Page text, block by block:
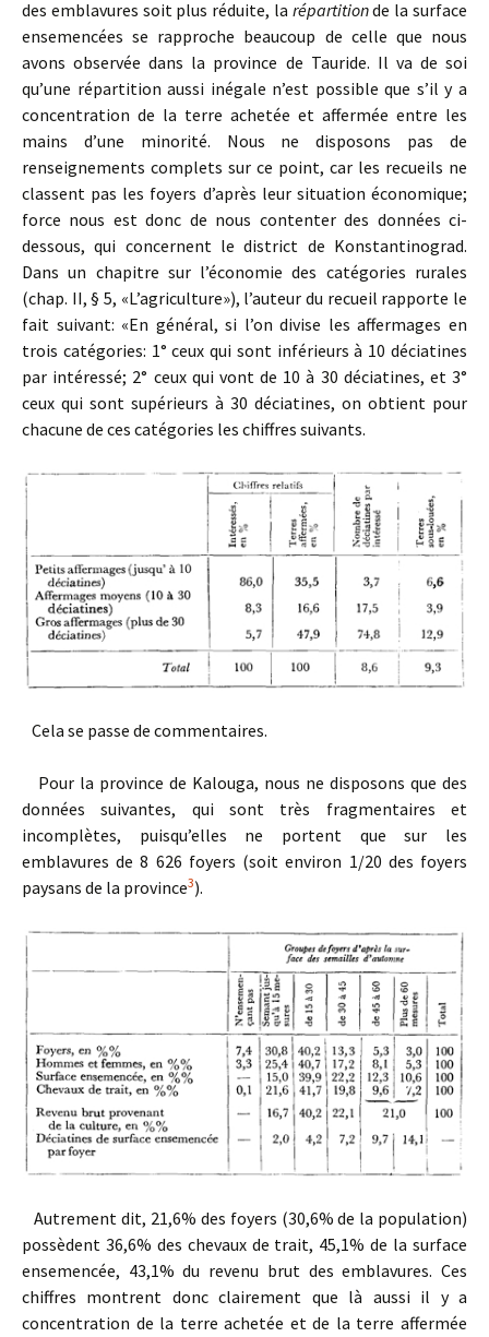
des emblavures soit plus réduite, la répartitionde la surface
ensemencées se rapproche beaucoup de celle que nous
avons observée dans la province de Tauride. Il va de soi
qu’une répartition aussi inégale n’est possible que s’il y a
concentration de la terre achetée et affermée entre les
mains d’une minorité. Nous ne disposons pas de
renseignements complets sur ce point, car les recueils ne
classent pas les foyers d’après leur situation économique;
force nous est donc de nous contenter des données ci-
dessous, qui concernent le district de Konstantinograd.
Dans un chapitre sur l’économie des catégories rurales
(chap. II, § 5, «L’agriculture»), l’auteur du recueil rapporte le
fait suivant: «En général, si l’on divise les affermages en
trois catégories: 1° ceux qui sont inférieurs à 10 déciatines
par intéressé; 2° ceux qui vont de 10 à 30 déciatines, et 3°
ceux qui sont supérieurs à 30 déciatines, on obtient pour
chacune de ces catégories les chiffres suivants.
Cela se passe de commentaires.
Pour la province de Kalouga, nous ne disposons que des
données suivantes, qui sont très fragmentaires et
incomplètes, puisqu’elles ne portent que sur les
emblavures de 8 626 foyers (soit environ 1/20 des foyers
paysans de la province3).
Autrement dit, 21,6% des foyers (30,6% de la population)
possèdent 36,6% des chevaux de trait, 45,1% de la surface
ensemencée, 43,1% du revenu brut des emblavures. Ces
chiffres montrent donc clairement que là aussi il y a
concentration de la terre achetée et de la terre affermée